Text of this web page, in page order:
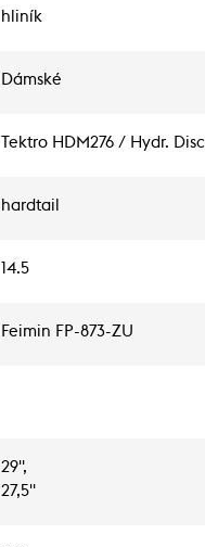
hliník
Dámské
Tektro HDM276 / Hydr. Disc
hardtail
14.5
Feimin FP-873-ZU
29",
27,5"